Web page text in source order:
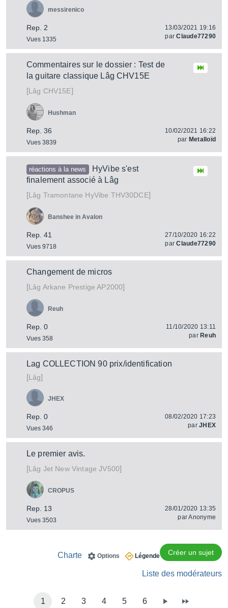
Rep. 2
Vues 1335
messirenico
13/03/2021 19:16
parClaude77290
Commentaires sur le dossier : Test de
la guitare classique Lâg CHV15E
[Lâg CHV15E]
Rep. 36
Vues 3839
Hushman
10/02/2021 16:22
par Metalloïd
réactions à la news
HyVibe s'est
finalement associé à Lâg
[Lâg Tramontane HyVibe THV30DCE]
Rep. 41
Vues 9718
Banshee in Avalon
27/10/2020 16:22
parClaude77290
Changement de micros
[Lâg Arkane Prestige AP2000]
Rep. 0
Vues 358
Reuh
11/10/2020 13:11
par Reuh
Lag COLLECTION 90 prix/identification
[Lâg]
Rep. 0
Vues 346
JHEX
08/02/2020 17:23
parJHEX
Le premier avis.
[Lâg Jet New Vintage JV500]
Rep. 13
Vues 3503
CROPUS
28/01/2020 13:35
parAnonyme
Créer un sujet
Légende
Options
Charte
Liste des modérateurs
1 2 3 4 5 6